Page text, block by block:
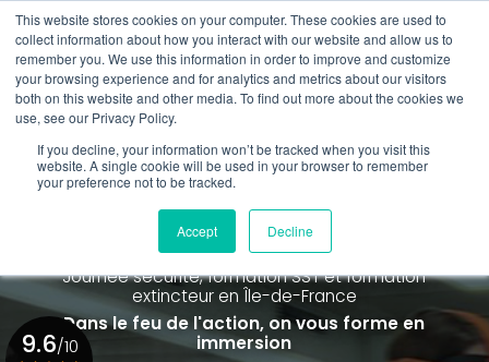
This website stores cookies on your computer. These cookies are used to
collect information about how you interact with our website and allow us to
remember you. We use this information in order to improve and customize
your browsing experience and for analytics and metrics about our visitors
both on this website and other media. To find out more about the cookies we
use, see our Privacy Policy.
If you decline, your information won’t be tracked when you visit this
website. A single cookie will be used in your browser to remember
your preference not to be tracked.
Accept Decline
Aller
au
contenu
principal
01 84 20 18 48
Rappel gratuit
Spécialiste de la formation SST et
de la Formation Incendie
à Paris La Défense depuis 2015
Journée sécurité, formation SST et formation
extincteuren Île-de-France
Dans le feu de l'action, on vous forme en
immersion
9.6/10